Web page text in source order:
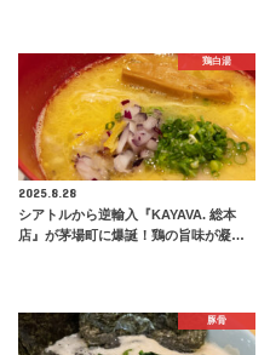
鶏白湯
2025.8.28
シアトルから逆輸入『KAYAVA. 総本
店』が茅場町に爆誕！鶏の旨味が凝…
豚骨